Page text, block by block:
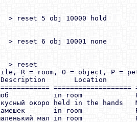
> reset 5 obj 10000 hold
> reset 6 obj 10001 none
> reset
R = room, O = object, P =
Location
===================
in room
окоро held in the hands
in room
мал in room